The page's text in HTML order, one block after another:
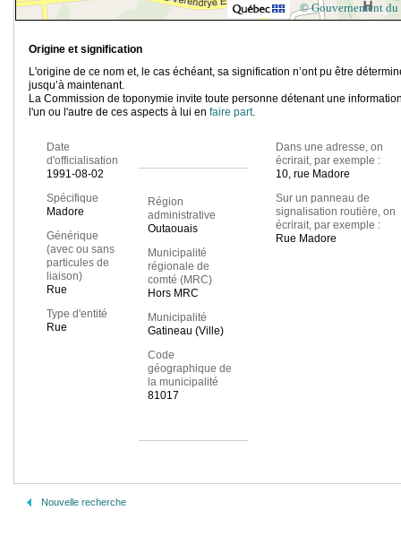
© Gouvernement du
Origine et signification
L'origine de ce nom et, le cas échéant, sa signification n’ont pu être
jusqu’à maintenant.
La Commission de toponymie invite toute personne détenant une
l'un ou l'autre de ces aspects à lui en faire part.
Date
d'officialisation
1991-08-02
Spécifique
Madore
Générique
(avec ou sans
particules de
liaison)
Rue
Type d'entité
Rue
Région
administrative
Outaouais
Municipalité
régionale de
comté (MRC)
Hors MRC
Municipalité
Gatineau (Ville)
Code
géographique de
la municipalité
81017
Dans une adresse, on
écrirait, par exemple :
10, rue Madore
Sur un panneau de
signalisation routière, on
écrirait, par exemple :
Rue Madore
Nouvelle recherche